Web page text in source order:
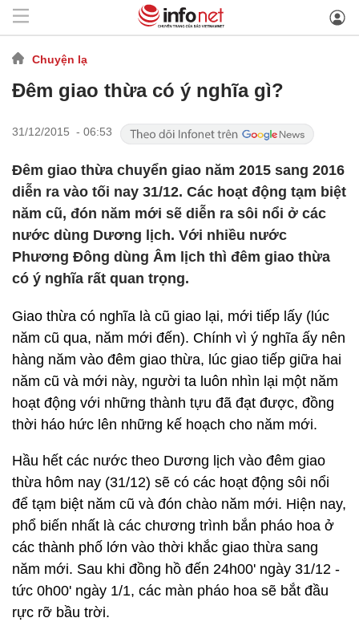
Chuyện lạ
Đêm giao thừa có ý nghĩa gì?
31/12/2015 - 06:53
Đêm giao thừa chuyển giao năm 2015 sang 2016
diễn ra vào tối nay 31/12. Các hoạt động tạm biệt
năm cũ, đón năm mới sẽ diễn ra sôi nổi ở các
nước dùng Dương lịch. Với nhiều nước
Phương Đông dùng Âm lịch thì đêm giao thừa
có ý nghĩa rất quan trọng.
Giao thừa có nghĩa là cũ giao lại, mới tiếp lấy (lúc
năm cũ qua, năm mới đến). Chính vì ý nghĩa ấy nên
hàng năm vào đêm giao thừa, lúc giao tiếp giữa hai
năm cũ và mới này, người ta luôn nhìn lại một năm
hoạt động với những thành tựu đã đạt được, đồng
thời háo hức lên những kế hoạch cho năm mới.
Hầu hết các nước theo Dương lịch vào đêm giao
thừa hôm nay (31/12) sẽ có các hoạt động sôi nổi
để tạm biệt năm cũ và đón chào năm mới. Hiện nay,
phổ biến nhất là các chương trình bắn pháo hoa ở
các thành phố lớn vào thời khắc giao thừa sang
năm mới. Sau khi đồng hồ đến 24h00' ngày 31/12 -
tức 0h00' ngày 1/1, các màn pháo hoa sẽ bắt đầu
rực rỡ bầu trời.